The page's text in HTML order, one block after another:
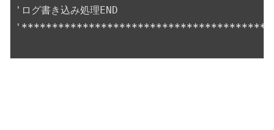
'ログ書き込み処理END
' ****************************************